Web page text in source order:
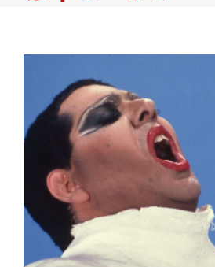
Funcionarios
Alumni
English